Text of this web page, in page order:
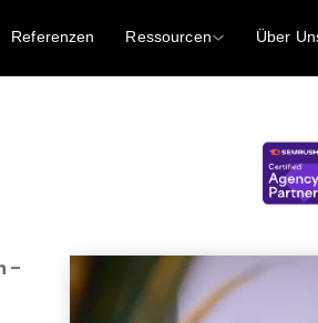
Referenzen Ressourcen Über
–